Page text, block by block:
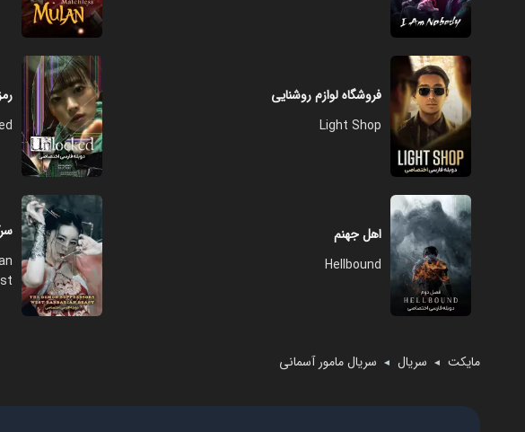
فروشگاه لوازم روشنایی
Light Shop
اهل جهنم
Hellbound
مایکت ◄ سریال ◄ سریال مامور آسمانی